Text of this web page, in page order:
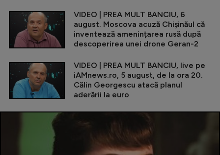
VIDEO | PREA MULT BANCIU, 6
august. Moscova acuză Chișinăul că
inventează amenințarea rusă după
descoperirea unei drone Geran-2
VIDEO | PREA MULT BANCIU, live pe
iAMnews.ro, 5 august, de la ora 20.
Călin Georgescu atacă planul
aderării la euro